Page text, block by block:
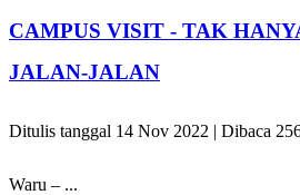
CAMPUS VISIT - TAK
JALAN-JALAN
Ditulis tanggal 14 Nov 2022 | Dibaca
Waru – ...